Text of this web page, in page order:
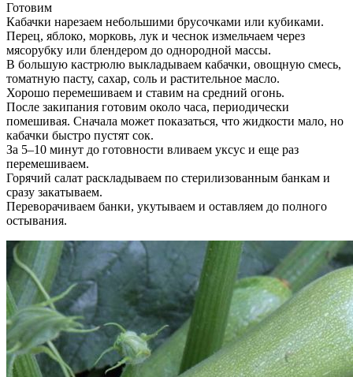
Готовим
Кабачки нарезаем небольшими брусочками или кубиками.
Перец, яблоко, морковь, лук и чеснок измельчаем через
мясорубку или блендером до однородной массы.
В большую кастрюлю выкладываем кабачки, овощную смесь,
томатную пасту, сахар, соль и растительное масло.
Хорошо перемешиваем и ставим на средний огонь.
После закипания готовим около часа, периодически
помешивая. Сначала может показаться, что жидкости мало, но
кабачки быстро пустят сок.
За 5–10 минут до готовности вливаем уксус и еще раз
перемешиваем.
Горячий салат раскладываем по стерилизованным банкам и
сразу закатываем.
Переворачиваем банки, укутываем и оставляем до полного
остывания.